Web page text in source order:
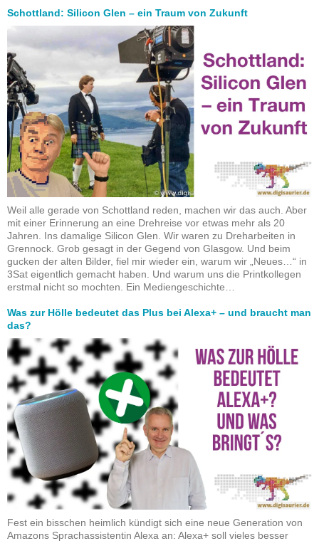
Schottland: Silicon Glen – ein Traum von Zukunft
Weil alle gerade von Schottland reden, machen wir das auch. Aber
mit einer Erinnerung an eine Drehreise vor etwas mehr als 20
Jahren. Ins damalige Silicon Glen. Wir waren zu Dreharbeiten in
Grennock. Grob gesagt in der Gegend von Glasgow. Und beim
gucken der alten Bilder, fiel mir wieder ein, warum wir „Neues…“ in
3Sat eigentlich gemacht haben. Und warum uns die Printkollegen
erstmal nicht so mochten. Ein Mediengeschichte…
Was zur Hölle bedeutet das Plus bei Alexa+ – und braucht man
das?
Fest ein bisschen heimlich kündigt sich eine neue Generation von
Amazons Sprachassistentin Alexa an: Alexa+ soll vieles besser